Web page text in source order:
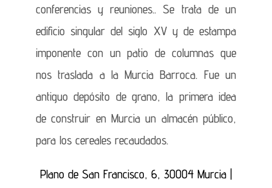
conferencias y reuniones..Se trata de un
edificio singular del siglo XV y de estampa
imponente con un patio de columnas que
nos traslada a la Murcia Barroca. Fue un
antiguo depósito de grano, la primera idea
de construir en Murcia un almacén público,
para los cereales recaudados.
Plano de San Francisco, 6, 30004 Murcia |